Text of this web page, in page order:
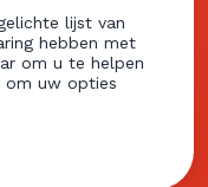
lijst van
hebben met
om u te helpen
om uw opties